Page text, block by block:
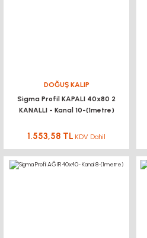
DOĞUŞ KALIP
Sigma Profil KAPALI 40x80 2
KANALLI - Kanal 10-(1metre)
1.553,58 TL KDV Dahil